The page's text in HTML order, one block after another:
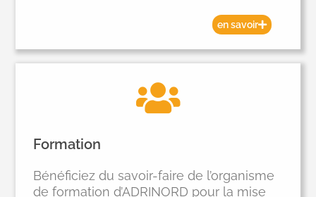
en savoir
Formation
Bénéficiez du savoir-faire de l’organisme
de formation d’ADRINORD pour la mise